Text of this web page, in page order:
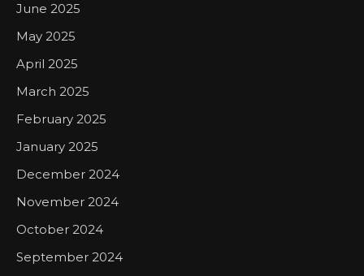
June 2025
May 2025
April 2025
March 2025
February 2025
January 2025
December 2024
November 2024
October 2024
September 2024